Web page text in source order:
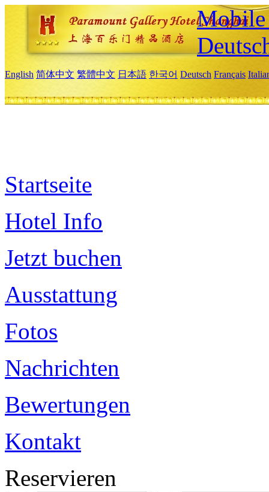
Mobile
English 简体中文 繁體中文 日本語 한국어 Deutsch Français
Startseite
Hotel Info
Jetzt buchen
Ausstattung
Fotos
Nachrichten
Bewertungen
Kontakt
Reservieren